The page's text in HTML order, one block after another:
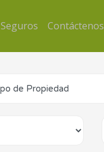
Seguros Contáctenos